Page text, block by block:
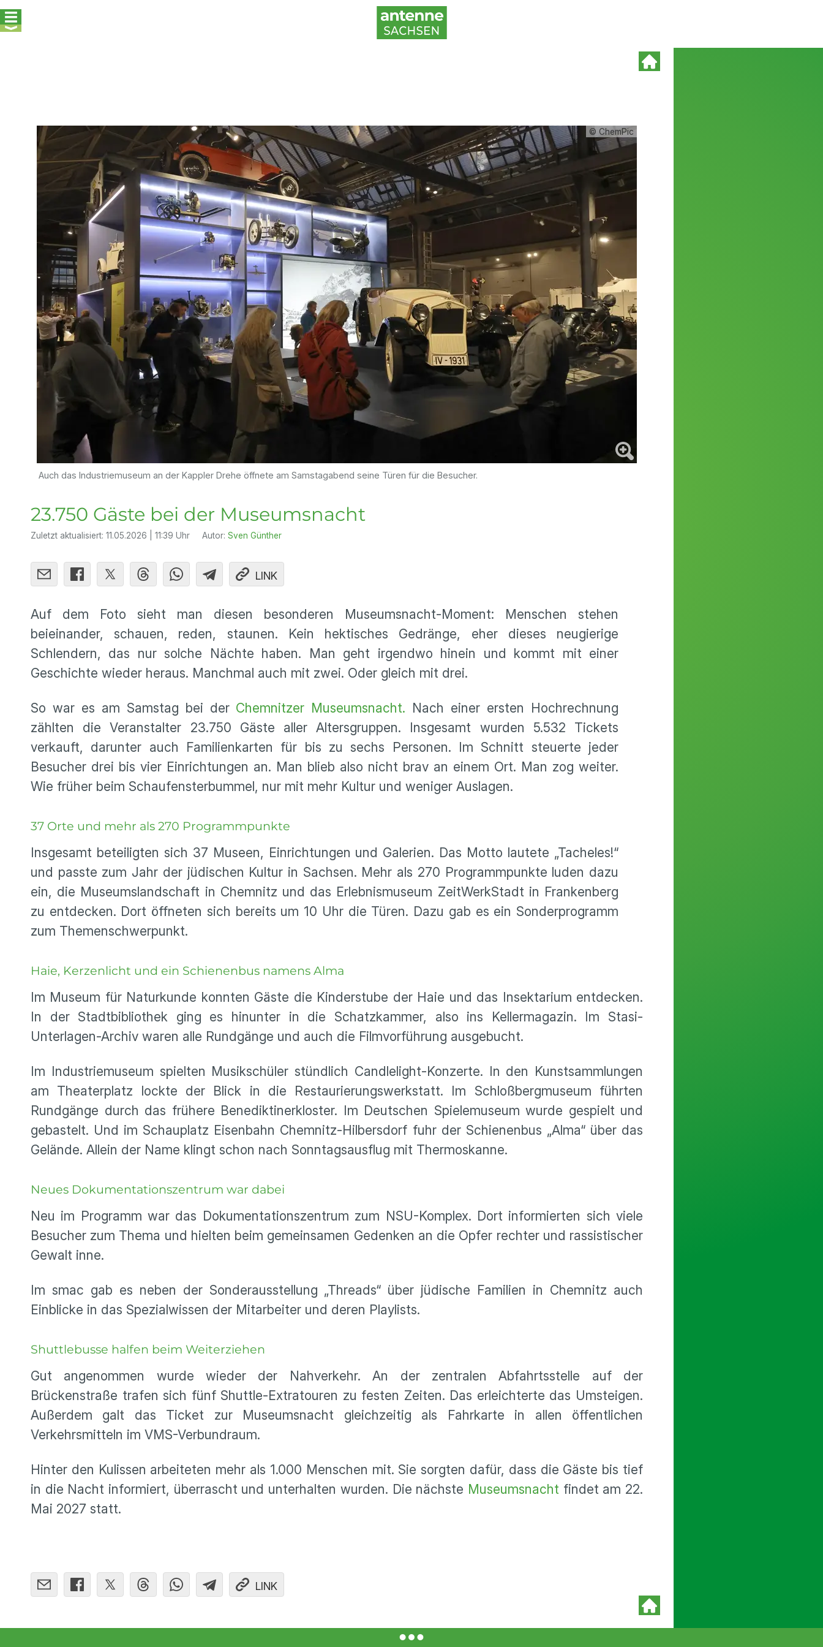
© ChemPic
Auch das Industriemuseum an der Kappler Drehe öffnete am Samstagabend seine Türen für die Besucher.
23.750 Gäste bei der Museumsnacht
Zuletzt aktualisiert: 11.05.2026 | 11:39 Uhr Autor: Sven Günther
LINK
Auf dem Foto sieht man diesen besonderen Museumsnacht-Moment: Menschen stehen
beieinander, schauen, reden, staunen. Kein hektisches Gedränge, eher dieses neugierige
Schlendern, das nur solche Nächte haben. Man geht irgendwo hinein und kommt mit einer
Geschichte wieder heraus. Manchmal auch mit zwei. Oder gleich mit drei.
So war es am Samstag bei der Chemnitzer Museumsnacht. Nach einer ersten Hochrechnung
zählten die Veranstalter 23.750 Gäste aller Altersgruppen. Insgesamt wurden 5.532 Tickets
verkauft, darunter auch Familienkarten für bis zu sechs Personen. Im Schnitt steuerte jeder
Besucher drei bis vier Einrichtungen an. Man blieb also nicht brav an einem Ort. Man zog weiter.
Wie früher beim Schaufensterbummel, nur mit mehr Kultur und weniger Auslagen.
37 Orte und mehr als 270 Programmpunkte
Insgesamt beteiligten sich 37 Museen, Einrichtungen und Galerien. Das Motto lautete „Tacheles!“
und passte zum Jahr der jüdischen Kultur in Sachsen. Mehr als 270 Programmpunkte luden dazu
ein, die Museumslandschaft in Chemnitz und das Erlebnismuseum ZeitWerkStadt in Frankenberg
zu entdecken. Dort öffneten sich bereits um 10 Uhr die Türen. Dazu gab es ein Sonderprogramm
zum Themenschwerpunkt.
Haie, Kerzenlicht und ein Schienenbus namens Alma
Im Museum für Naturkunde konnten Gäste die Kinderstube der Haie und das Insektarium entdecken.
In der Stadtbibliothek ging es hinunter in die Schatzkammer, also ins Kellermagazin. Im Stasi-
Unterlagen-Archiv waren alle Rundgänge und auch die Filmvorführung ausgebucht.
Im Industriemuseum spielten Musikschüler stündlich Candlelight-Konzerte. In den Kunstsammlungen
am Theaterplatz lockte der Blick in die Restaurierungswerkstatt. Im Schloßbergmuseum führten
Rundgänge durch das frühere Benediktinerkloster. Im Deutschen Spielemuseum wurde gespielt und
gebastelt. Und im Schauplatz Eisenbahn Chemnitz-Hilbersdorf fuhr der Schienenbus „Alma“ über das
Gelände. Allein der Name klingt schon nach Sonntagsausflug mit Thermoskanne.
Neues Dokumentationszentrum war dabei
Neu im Programm war das Dokumentationszentrum zum NSU-Komplex. Dort informierten sich viele
Besucher zum Thema und hielten beim gemeinsamen Gedenken an die Opfer rechter und rassistischer
Gewalt inne.
Im smac gab es neben der Sonderausstellung „Threads“ über jüdische Familien in Chemnitz auch
Einblicke in das Spezialwissen der Mitarbeiter und deren Playlists.
Shuttlebusse halfen beim Weiterziehen
Gut angenommen wurde wieder der Nahverkehr. An der zentralen Abfahrtsstelle auf der
Brückenstraße trafen sich fünf Shuttle-Extratouren zu festen Zeiten. Das erleichterte das Umsteigen.
Außerdem galt das Ticket zur Museumsnacht gleichzeitig als Fahrkarte in allen öffentlichen
Verkehrsmitteln im VMS-Verbundraum.
Hinter den Kulissen arbeiteten mehr als 1.000 Menschen mit. Sie sorgten dafür, dass die Gäste bis tief
in die Nacht informiert, überrascht und unterhalten wurden. Die nächste Museumsnacht findet am 22.
Mai 2027 statt.
LINK